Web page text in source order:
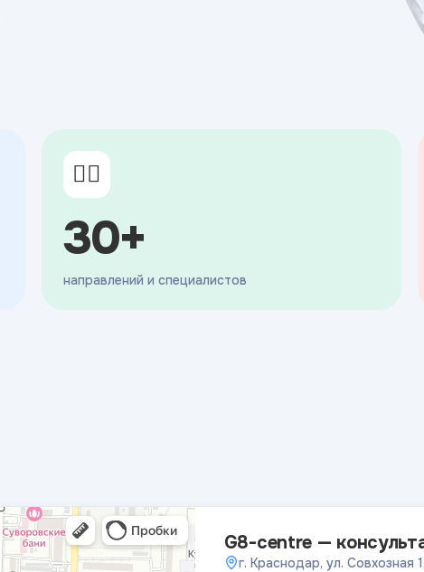
👨‍⚕️
30+
направлений и специалистов
G8-centre —
г. Краснодар, ул. Совхозная